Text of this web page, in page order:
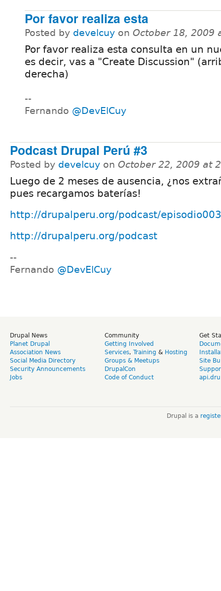
Por favor realiza esta
Posted by develcuy on October 18, 2009
Por favor realiza esta consulta en un
es decir, vas a "Create Discussion"
derecha)
--
Fernando @DevElCuy
Podcast Drupal Perú #3
Posted by develcuy on October 22, 2009 at
Luego de 2 meses de ausencia, ¿nos
pues recargamos baterías!
http://drupalperu.org/podcast/episodio003
http://drupalperu.org/podcast
--
Fernando @DevElCuy
Drupal News
Planet Drupal
Association News
Social Media Directory
Security Announcements
Jobs
Community
Getting Involved
Services, Training & Hosting
Groups & Meetups
DrupalCon
Code of Conduct
Get
Site
Drupal is a